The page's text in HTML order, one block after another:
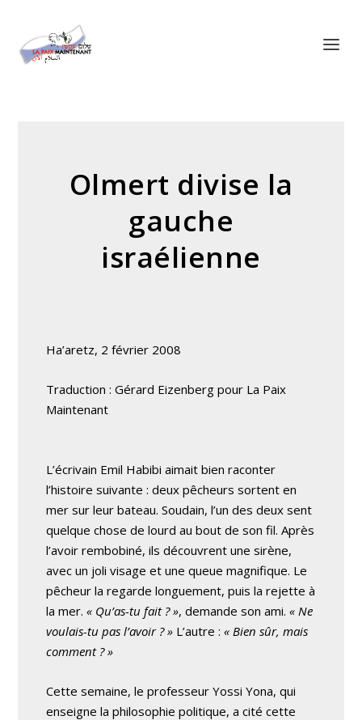
Olmert divise la
gauche
israélienne
Ha’aretz, 2 février 2008
Traduction : Gérard Eizenberg pour La Paix
Maintenant
L’écrivain Emil Habibi aimait bien raconter
l’histoire suivante : deux pêcheurs sortent en
mer sur leur bateau. Soudain, l’un des deux sent
quelque chose de lourd au bout de son fil. Après
l’avoir rembobiné, ils découvrent une sirène,
avec un joli visage et une queue magnifique. Le
pêcheur la regarde longuement, puis la rejette à
la mer.« Qu’as-tu fait ? », demande son ami.« Ne
voulais-tu pas l’avoir ? » L’autre :« Bien sûr, mais
comment ? »
Cette semaine, le professeur Yossi Yona, qui
enseigne la philosophie politique, a cité cette